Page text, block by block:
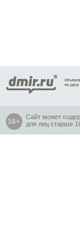
Сайт может
для лиц старше